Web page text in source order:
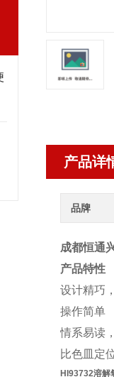
产品详
品牌
成都恒通
产品特性
设计精巧
操作简单
情系易读
比色皿定
HI93732溶解